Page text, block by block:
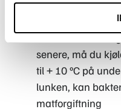
Varm mat skal
Dersom du har
senere, må du
til + 10 ºC på
lunken, kan
matforgiftning